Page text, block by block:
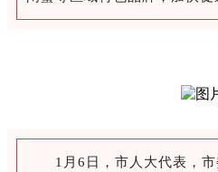
1月6日，市人大代表，